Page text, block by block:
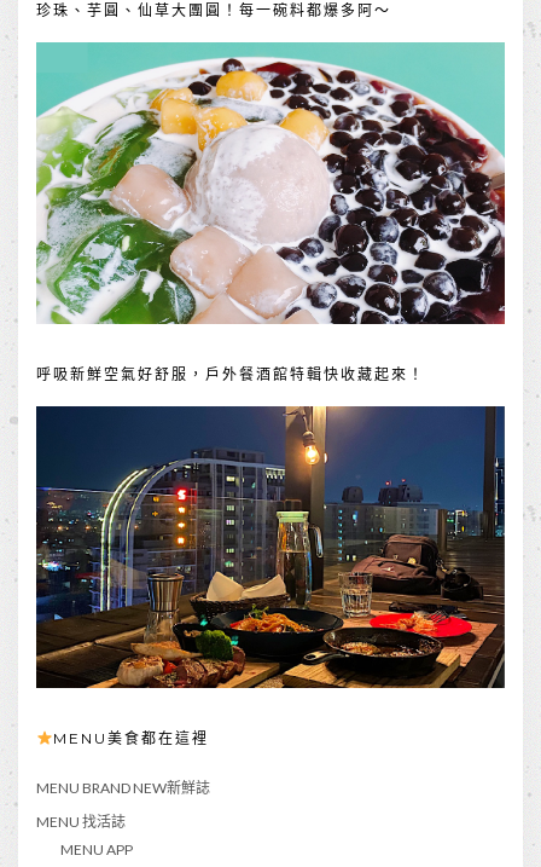
珍珠、芋圓、仙草大團圓！每一碗料都爆多阿～
呼吸新鮮空氣好舒服，戶外餐酒館特輯快收藏起來！
MENU美食都在這裡
MENU BRAND NEW新鮮誌
MENU 找活誌
MENU APP